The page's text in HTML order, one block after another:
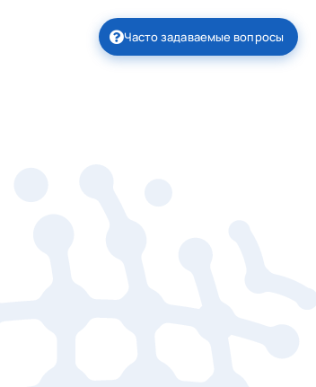
Часто задаваемые вопросы